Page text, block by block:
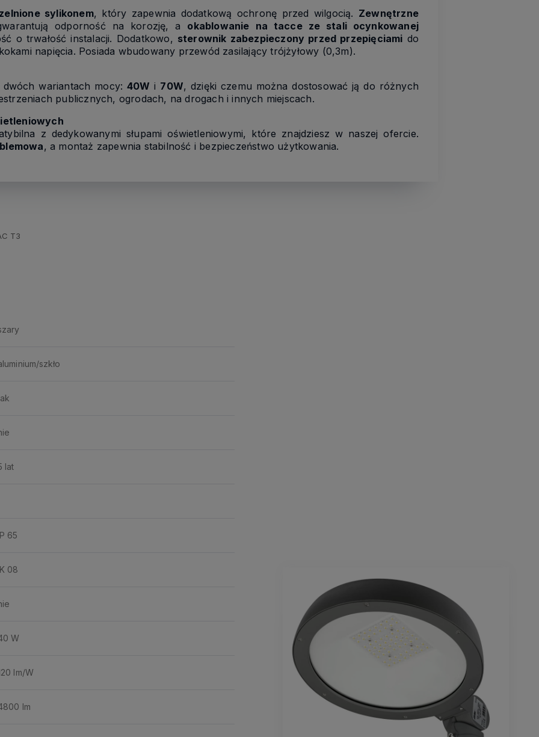
sylikonem, który zapewnia dodatkową ochronę przed wilgocią. Zewnętrzne
odporność na korozję, a okablowanie na tacce ze stali ocynkowanej
o trwałość instalacji. Dodatkowo, sterownik zabezpieczony przed przepięciami do
napięcia. Posiada wbudowany przewód zasilający trójżyłowy (0,3m).
wariantach mocy: 40W i 70W, dzięki czemu można dostosować ją do różnych
publicznych, ogrodach, na drogach i innych miejscach.
z dedykowanymi słupami oświetleniowymi, które znajdziesz w naszej ofercie.
, a montaż zapewnia stabilność i bezpieczeństwo użytkowania.
T3
szkło
lat
65
08
W
lm/W
lm